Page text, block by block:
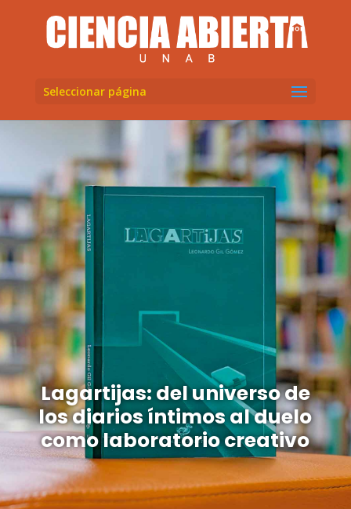
Seleccionar página
Lagartijas: del universo de
los diarios íntimos al duelo
como laboratorio creativo